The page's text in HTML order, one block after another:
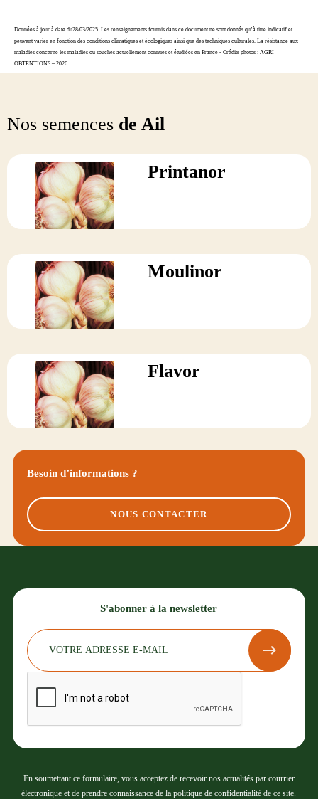
Données à jour à date du28/03/2025. Les renseignements fournis dans ce document ne sont donnés qu’à titre indicatif et
peuvent varier en fonction des conditions climatiques et écologiques ainsi que des techniques culturales. La résistance aux
maladies concerne les maladies ou souches actuellement connues et étudiées en France - Crédits photos : AGRI
OBTENTIONS – 2026.
Nos semences de Ail
Printanor
Moulinor
Flavor
Besoin d’informations ?
NOUS CONTACTER
S'abonner à la newsletter
En soumettant ce formulaire, vous acceptez de recevoir nos actualités par courrier
électronique et de prendre connaissance de la politique de confidentialité de ce site.